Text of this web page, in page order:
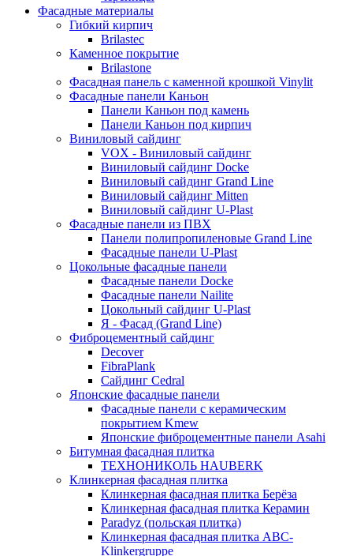
Фасадные материалы
Гибкий кирпич
Brilastec
Каменное покрытие
Brilastone
Фасадная панель с каменной крошкой Vinylit
Фасадные панели Каньон
Панели Каньон под камень
Панели Каньон под кирпич
Виниловый сайдинг
VOX - Виниловый сайдинг
Виниловый сайдинг Docke
Виниловый сайдинг Grand Line
Виниловый сайдинг Mitten
Виниловый сайдинг U-Plast
Фасадные панели из ПВХ
Панели полипропиленовые Grand Line
Фасадные панели U-Plast
Цокольные фасадные панели
Фасадные панели Docke
Фасадные панели Nailite
Цокольный сайдинг U-Plast
Я - Фасад (Grand Line)
Фиброцементный сайдинг
Decover
FibraPlank
Сайдинг Cedral
Японские фасадные панели
Фасадные панели с керамическим
покрытием Kmew
Японские фиброцементные панели Asahi
Битумная фасадная плитка
ТЕХНОНИКОЛЬ HAUBERK
Клинкерная фасадная плитка
Клинкерная фасадная плитка Берёза
Клинкерная фасадная плитка Керамин
Paradyz (польская плитка)
Клинкерная фасадная плитка ABC-
Klinkergruppe